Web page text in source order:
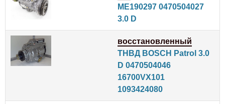
ME190297 0470504027
3.0 D
восстановленный
ТНВД BOSCH Patrol 3.0
D 0470504046
16700VX101
1093424080